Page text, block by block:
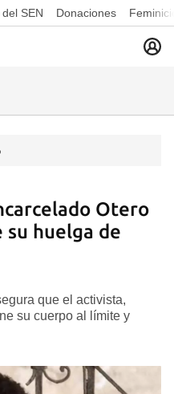
SEN Donaciones
Otero
su huelga de
que el activista,
su cuerpo al límite y